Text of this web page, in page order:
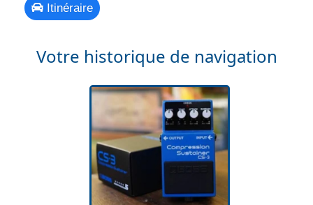
Itinéraire
Votre historique de navigation